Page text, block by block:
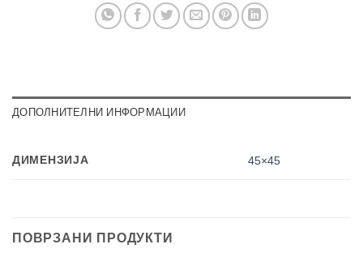
ДОПОЛНИТЕЛНИ ИНФОРМАЦИИ
ДИМЕНЗИЈА 45×45
ПОВРЗАНИ ПРОДУКТИ